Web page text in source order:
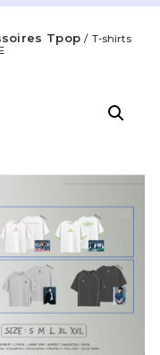
Tpop/ T-shirts